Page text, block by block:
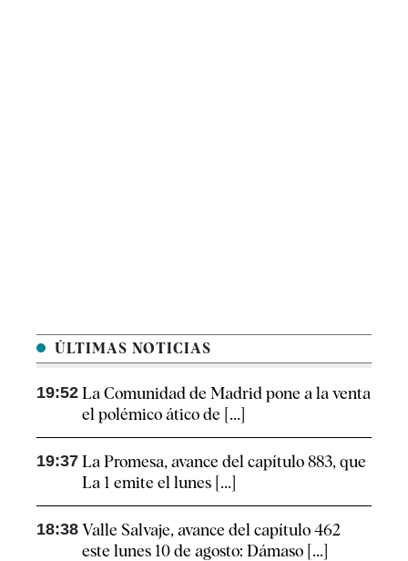
ÚLTIMAS NOTICIAS
19:52 La Comunidad de Madrid pone a la venta
el polémico ático de [...]
19:37 La Promesa, avance del capítulo 883, que
La 1 emite el lunes [...]
18:38 Valle Salvaje, avance del capítulo 462
este lunes 10 de agosto: Dámaso [...]